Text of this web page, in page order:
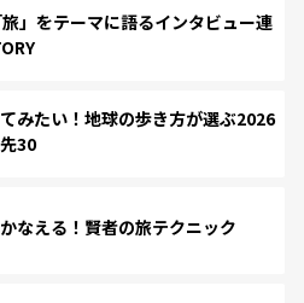
」をテーマに語るインタビュー連
みたい！地球の歩き方が選ぶ2026
30
なえる！賢者の旅テクニック